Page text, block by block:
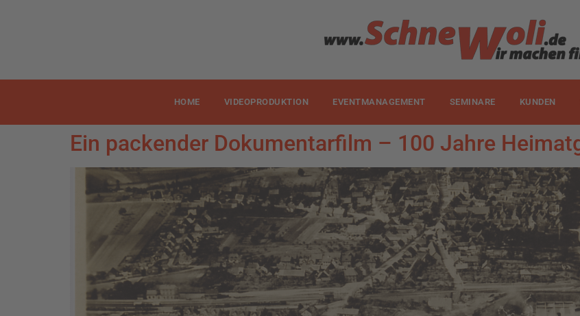
HOME VIDEOPRODUKTION EVENTMANAGEMENT SEMINARE KUNDEN
Ein packender Dokumentarfilm – 100 Jahre